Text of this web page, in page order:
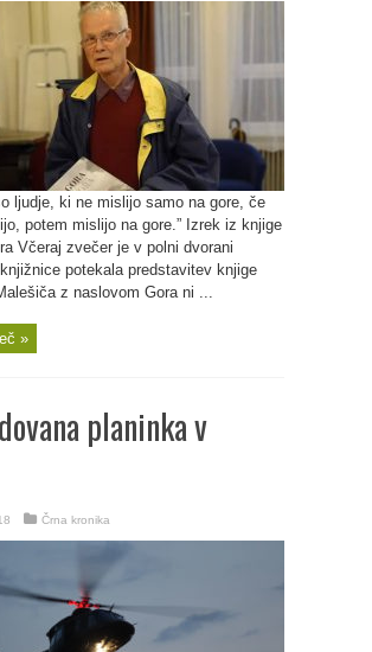
ljudje, ki ne mislijo samo na gore, če
potem mislijo na gore.” Izrek iz knjige
Včeraj zvečer je v polni dvorani
potekala predstavitev knjige
z naslovom Gora ni ...
»
planinka v
Črna kronika